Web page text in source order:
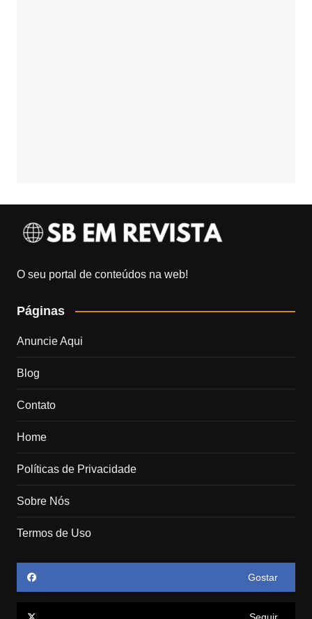
O seu portal de conteúdos na web!
Páginas
Anuncie Aqui
Blog
Contato
Home
Políticas de Privacidade
Sobre Nós
Termos de Uso
Gostar
Seguir